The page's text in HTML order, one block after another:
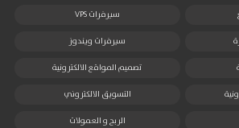
سيرفرات VPS
سيرفرات ويندوز
تصميم المواقع الالكترونية
التسويق الالكتروني
الربح و العمولات